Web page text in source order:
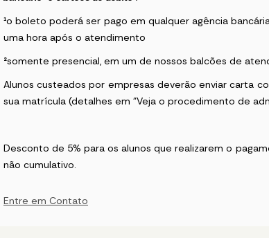
¹o boleto poderá ser pago em qualquer agência
uma hora após o atendimento
²somente presencial, em um de nossos balcões de
Alunos custeados por empresas deverão enviar carta
sua matrícula (detalhes em "Veja o procedimento de
Desconto de 5% para os alunos que realizarem o
não cumulativo.
Entre em Contato